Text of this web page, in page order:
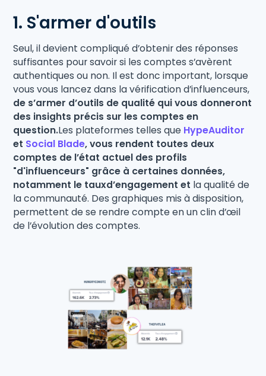
1. S'armer d'outils
Seul, il devient compliqué d’obtenir des réponses
suffisantes pour savoir si les comptes s’avèrent
authentiques ou non. Il est donc important, lorsque
vous vous lancez dans la vérification d’influenceurs,
de s’armer d’outils de qualité qui vous donneront
des insights précis sur les comptes en
question.Les plateformes telles que HypeAuditor
et Social Blade, vous rendent toutes deux
comptes de l’état actuel des profils
"d'influenceurs" grâce à certaines données,
notamment le tauxd’engagement et la qualité de
la communauté. Des graphiques mis à disposition,
permettent de se rendre compte en un clin d’œil
de l’évolution des comptes.